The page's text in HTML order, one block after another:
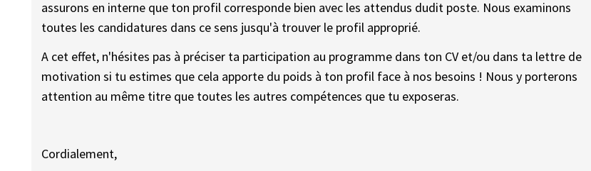
assurons en interne que ton profil corresponde bien avec les attendus dudit poste. Nous examinons
toutes les candidatures dans ce sens jusqu'à trouver le profil approprié.
A cet effet, n'hésites pas à préciser ta participation au programme dans ton CV et/ou dans ta lettre de
motivation si tu estimes que cela apporte du poids à ton profil face à nos besoins ! Nous y porterons
attention au même titre que toutes les autres compétences que tu exposeras.
Cordialement,